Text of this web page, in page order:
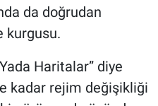
da doğrudan
kurgusu.
Haritalar” diye
kadar rejim değişikliği